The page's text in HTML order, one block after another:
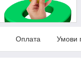
Оплата Умови